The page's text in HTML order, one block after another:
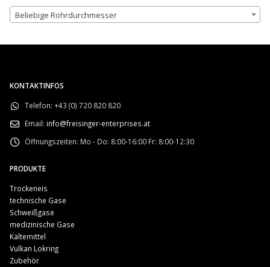
Beliebige Rohrdurchmesser
KONTAKTINFOS
Telefon: +43 (0) 720 820 820
Email: info@freisinger-enterprises.at
Öffnungszeiten: Mo - Do: 8:00-16:00 Fr: 8:00-12:30
PRODUKTE
Trockeneis
technische Gase
Schweißgase
medizinische Gase
Kältemittel
Vulkan Lokring
Zubehör